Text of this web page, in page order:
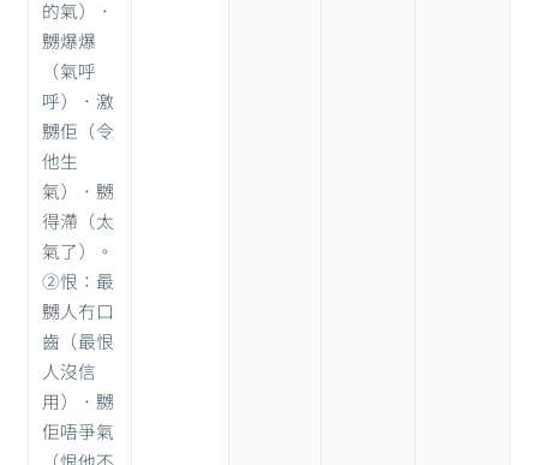
的氣）．
嬲爆爆
（氣呼
呼）．激
嬲佢（令
他生
氣）．嬲
得滯（太
氣了）。
②恨：最
嬲人冇口
齒（最恨
人沒信
用）．嬲
佢唔爭氣